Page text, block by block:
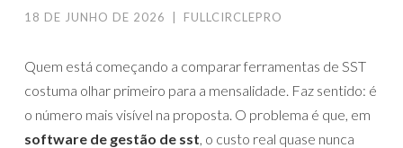
18 DE JUNHO DE 2026 FULLCIRCLEPRO
Quem está começando a comparar ferramentas de SST
costuma olhar primeiro para a mensalidade. Faz sentido: é
o número mais visível na proposta. O problema é que, em
software de gestão de sst, o custo real quase nunca